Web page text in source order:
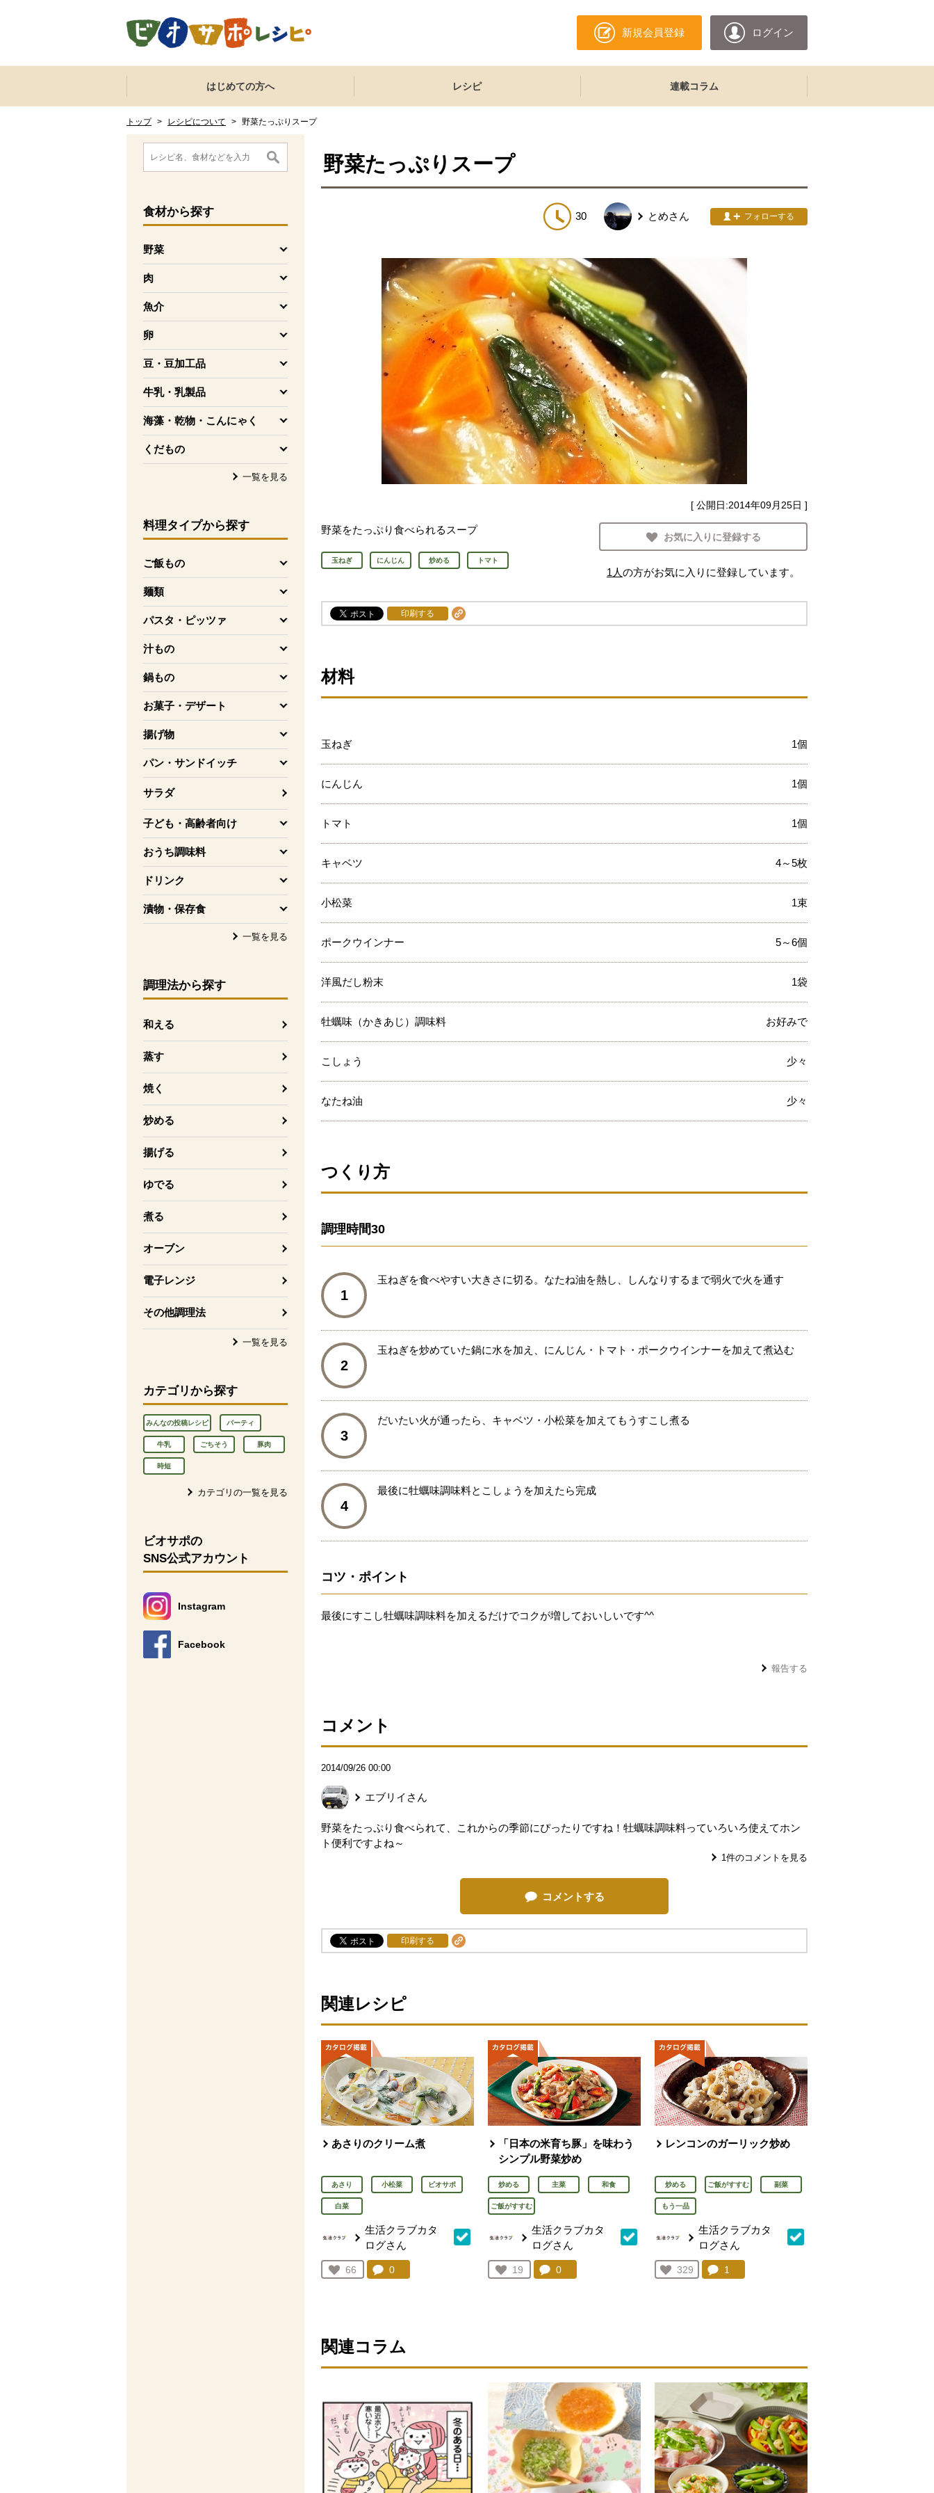
新規会員登録 ログイン
ここからサイト内共通メニューです。
サイト内共通メニューをスキップする
はじめての方へ レシピ 連載コラム
トップ > レシピについて > 野菜たっぷりスープ
ここから消費材検索メニューです。
食材から探す
野菜
を開く
肉
を開く
魚介
を開く
卵
を開く
豆・豆加工品
を開く
牛乳・乳製品
を開く
海藻・乾物・こんにゃく
を開く
くだもの
を開く
一覧を見る
料理タイプから探す
ご飯もの
を開く
麺類
を開く
パスタ・ピッツァ
を開く
汁もの
を開く
鍋もの
を開く
お菓子・デザート
を開く
揚げ物
を開く
パン・サンドイッチ
を開く
サラダ
子ども・高齢者向け
を開く
おうち調味料
を開く
ドリンク
を開く
漬物・保存食
を開く
一覧を見る
調理法から探す
和える
蒸す
焼く
炒める
揚げる
ゆでる
煮る
オーブン
電子レンジ
その他調理法
一覧を見る
カテゴリから探す
みんなの投稿レシピ パーティ
牛乳 ごちそう 豚肉
時短
カテゴリの一覧を見る
消費材検索メニューここまで。
ここから本文です。
ビオサポの
SNS公式アカウント
Instagram
別のウィンドウで開きます。
Facebook
別のウィンドウで開きます。
野菜たっぷりスープ
30 とめさん フォローする
[ 公開日:2014年09月25日 ]
野菜をたっぷり食べられるスープ
玉ねぎ にんじん 炒める トマト
お気に入りに登録する
1人の方がお気に入りに登録しています。
印刷する
材料
玉ねぎ 1個
にんじん 1個
トマト 1個
キャベツ 4～5枚
小松菜 1束
ポークウインナー 5～6個
洋風だし粉末 1袋
牡蠣味（かきあじ）調味料 お好みで
こしょう 少々
なたね油 少々
つくり方
調理時間30
1
玉ねぎを食べやすい大きさに切る。なたね油を熱し、しんなりするまで弱火で火を通す
2
玉ねぎを炒めていた鍋に水を加え、にんじん・トマト・ポークウインナーを加えて煮込む
3
だいたい火が通ったら、キャベツ・小松菜を加えてもうすこし煮る
4
最後に牡蠣味調味料とこしょうを加えたら完成
コツ・ポイント
最後にすこし牡蠣味調味料を加えるだけでコクが増しておいしいです^^
報告する
コメント
2014/09/26 00:00
エブリイ さん
野菜をたっぷり食べられて、これからの季節にぴったりですね！牡蠣味調味料っていろいろ使えてホン
ト便利ですよね～
1件のコメントを見る
コメントする
印刷する
関連レシピ
あさりのクリーム煮
あさり 小松菜 ビオサポ
白菜
生活クラブカタ
ログさん
お気に入り登録：
66
人が登録
コメント：
0
「日本の米育ち豚」を味わう
シンプル野菜炒め
炒める 主菜 和食
ご飯がすすむ
生活クラブカタ
ログさん
お気に入り登録：
19
人が登録
コメント：
0件。コメントを見る。
レンコンのガーリック炒め
炒める ご飯がすすむ 副菜
もう一品
生活クラブカタ
ログさん
お気に入り登録：
329
人が登録
コメント：
1
関連コラム